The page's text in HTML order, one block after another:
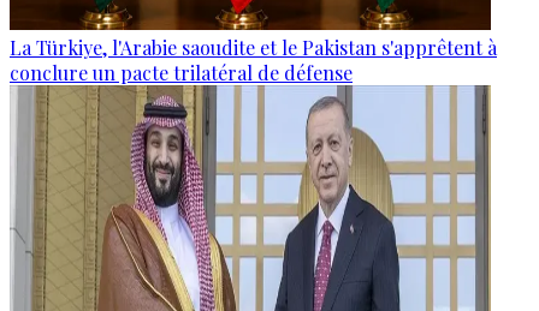
La Türkiye, l'Arabie saoudite et le Pakistan s'apprêtent à
conclure un pacte trilatéral de défense